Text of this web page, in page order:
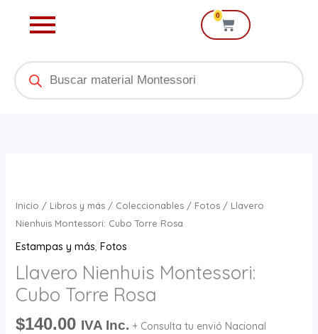
0
Cart
Products
search
Inicio / Libros y más/ Coleccionables/ Fotos/ Llavero
Nienhuis Montessori: Cubo Torre Rosa
Estampas y más Fotos
Llavero Nienhuis Montessori:
Cubo Torre Rosa
$140.00 IVA Inc. + Consulta tu envió Nacional
Montessori:
Cubo
cantidad